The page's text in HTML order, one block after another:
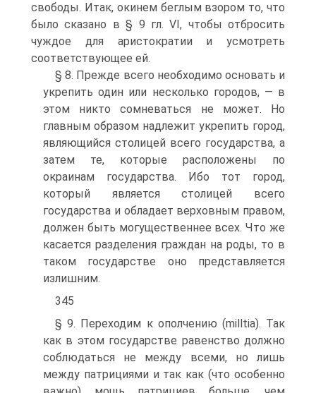
свободы. Итак, окинем беглым взором то, что
было сказано в § 9 гл. VI, чтобы отбросить
чуждое для аристократии и усмотреть
соответствующее ей.
§ 8. Прежде всего необходимо основать и
укрепить один или несколько городов, — в
этом никто сомневаться не может. Но
главным образом надлежит укрепить город,
являющийся столицей всего государства, а
затем те, которые расположены по
окраинам государства. Ибо тот город,
который является столицей всего
государства и обладает верховным правом,
должен быть могущественнее всех. Что же
касается разделения граждан на роды, то в
таком государстве оно представляется
излишним.
345
§ 9. Переходим к ополчению (milltia). Так
как в этом государстве равенство должно
соблюдаться не между всеми, но лишь
между патрициями и так как (что особенно